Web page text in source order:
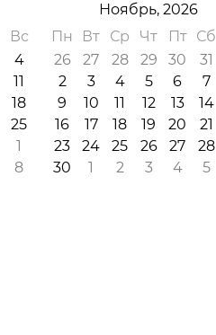
Вс
4
11
18
25
1
8
Ноябрь, 2026
Пн
Вт Ср Чт Пт Сб
26
27 28 29 30 31
2
3 4 5 6 7
9
10 11 12 13 14
16
17 18 19 20 21
23
24 25 26 27 28
30
1 2 3 4 5